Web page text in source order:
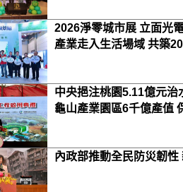
2026淨零城市展 立面光
產業走入生活場域 共築
中央挹注桃園5.11億元治
龜山產業園區6千億產值
內政部推動全民防災韌